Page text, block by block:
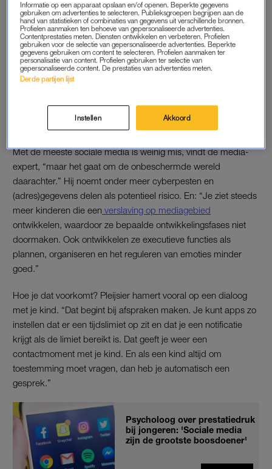
voor gebruikers. Op Instagram, TikTok en Snapchat ligt die op
13 jaar. Ook hebben Instagram, Facebook, WhatsApp, Google
en YouTube de regel dat kinderen jonger dan 16 jaar
toestemming van hun ouders nodig hebben. Daar wordt alleen
nauwelijks op gecontroleerd, onder meer doordat overheden
daar weinig op hebben aangedrongen. Vaak kunnen kinderen
DIALOOG
Met de meeste sociale media is weinig mis, vindt de media-
expert, “maar het gaat om de onbeschermde wereld
daarachter.” Hij noemt onder meer cyberpesten en
(adres)gegevens delen als potentieel risico. En: “Je ziet steeds
meer kinderen die een verslaving op mediagebied
ontwikkelen, waardoor ze bepaalde ontwikkelingsfases niet
doormaken. Ook ontwikkelen ze executieve functies als
plannen, organiseren en het reguleren van emoties minder
goed.”
Hoe je dat voorkomt? Pleijsier hamert vooral op een dialoog
met je kind. “Dat begint bij afspraken maken. Je kunt apps zo
instellen dat er een tijdslimiet op zit en dat je een notificatie
krijgt als de limiet bereikt is. Dat geeft je weer een
contactmoment met je kind. En als een kind altijd om
toestemming moet vragen, dan heb je automatisch een
gesprek.”
Psycholoog over prestatiedruk
bij jongeren: 'Sociale media
zijn de grootste boosdoener'
Informatie op een apparaat opslaan en/of openen. Beperkte gegevens
gebruiken om advertenties te selecteren. Publieksgroepen begrijpen aan de
hand van statistieken of combinaties van gegevens uit verschillende bronnen.
Profielen aanmaken ten behoeve van gepersonaliseerde advertenties.
Contentprestaties meten. Diensten ontwikkelen en verbeteren. Profielen
gebruiken voor de selectie van gepersonaliseerde advertenties. Beperkte
gegevens gebruiken om content te selecteren. Profielen aanmaken ter
personalisatie van content. Profielen gebruiken ter selectie van
gepersonaliseerde content. De prestaties van advertenties meten.
Derde partijen lijst
Instellen Akkoord